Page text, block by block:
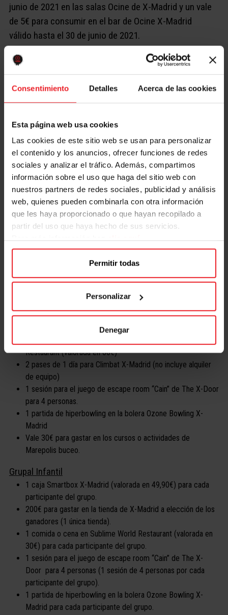
Consentimiento Detalles Acerca de las cookies
Esta página web usa cookies
Las cookies de este sitio web se usan para personalizar
el contenido y los anuncios, ofrecer funciones de redes
sociales y analizar el tráfico. Además, compartimos
información sobre el uso que haga del sitio web con
nuestros partners de redes sociales, publicidad y análisis
web, quienes pueden combinarla con otra información
que les haya proporcionado o que hayan recopilado a
partir del uso que haya hecho de sus servicios.
Permitir todas
Personalizar
Denegar
junio de 2021 en las salas Ocine de X-Madrid y un vale
de 5€ para consumir en el bar de Ocine X-Madrid
válido hasta el 30 de junio de 2021.
Habrá un jurado compuesto por representantes de la
gerencia de X- Madrid, de REINO de juguetes y de la
agencia organizadora. El jurado elegirá aun ganador
de cada categoría
, habiendo un total de cuatro
ganadores. Los ganadores obtendrán como premio:
Individual Infantil
100€ para gastar en la tienda de X-Madrid a elección del
ganador (1 única tienda).
Comida o cena para dos personas en Sublime World
Restaurant (valorada en 60€)
2 pases de 1 día para Climbat X-Madrid (no incluye alquiler
de equipo)
1 sesión para el juego de escape room “Cain” de The X-Door
para 4 personas.
1 partida de hiperbowling en la bolera Ozone Bowling X-
2 horas con matrícula y calcetines incluidos en Ongravity.
1 caja Smartbox X-Madrid (valorada en 49,90€)
100€ para gastar en la tienda de X-Madrid a elección del
ganador (1 única tienda).
Restaurant (valorada en 60€)
2 pases de 1 día para Climbat X-Madrid (no incluye alquiler
de equipo)
1 sesión para el juego de escape room “Cain” de The X-Door
para 4 personas.
1 partida de hiperbowling en la bolera Ozone Bowling X-
Madrid
Vale 30€ para gastar en los cursos o actividades de
Marepolis buceo.
Grupal Infantil
1 caja Smartbox X-Madrid (valorada en 49,90€) para cada
participante del grupo.
200€ para gastar en la tienda de X-Madrid a elección de los
ganadores (1 única tienda).
1 comida o cena en Sublime World Restaurant (valorada en
30€) para cada participante del grupo.
1 sesión para el juego de escape room “Cain” de The X-
Door para 4 personas (1 sesión de 4 personas por cada
participante del grupo).
1 partida de hiperbowling en la bolera Ozone Bowling X-
Madrid para cada participante del grupo.